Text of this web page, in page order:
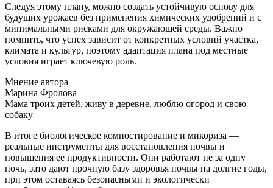
Следуя этому плану, можно создать устойчивую основу для
будущих урожаев без применения химических удобрений и с
минимальными рисками для окружающей среды. Важно
помнить, что успех зависит от конкретных условий участка,
климата и культур, поэтому адаптация плана под местные
условия играет ключевую роль.
Мнение автора
Марина Фролова
Мама троих детей, живу в деревне, люблю огород и свою
собаку
В итоге биологическое компостирование и микориза —
реальные инструменты для восстановления почвы и
повышения ее продуктивности. Они работают не за одну
ночь, зато дают прочную базу здоровья почвы на долгие годы,
при этом оставаясь безопасными и экологически